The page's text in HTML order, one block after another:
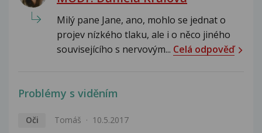
Milý pane Jane, ano, mohlo se jednat o
projev nízkého tlaku, ale i o něco jiného
souvisejícího s nervovým... Celá odpověď
Problémy s viděním
Oči Tomáš 10.5.2017